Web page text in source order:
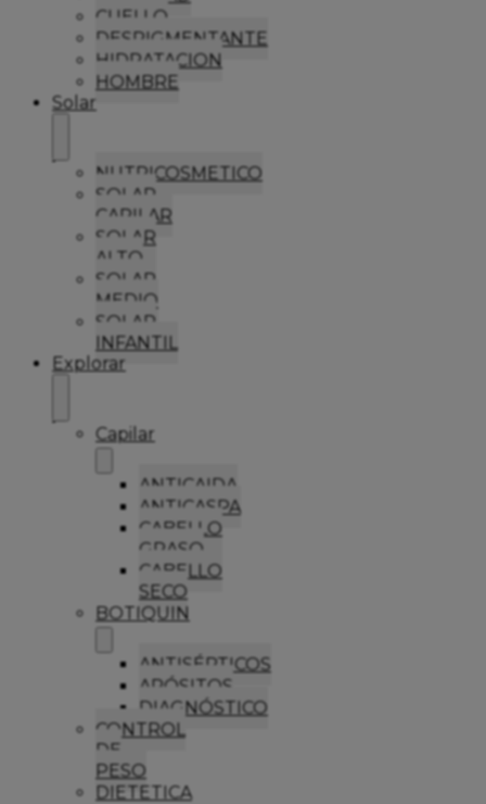
CUELLO
DESPIGMENTANTE
HIDRATACION
HOMBRE
Solar
NUTRICOSMETICO
SOLAR
CAPILAR
SOLAR
ALTO
SOLAR
MEDIO
SOLAR
INFANTIL
Explorar
Capilar
ANTICAIDA
ANTICASPA
CABELLO
GRASO
CABELLO
SECO
BOTIQUIN
ANTISÉPTICOS
APÓSITOS
DIAGNÓSTICO
CONTROL
DE
PESO
DIETETICA